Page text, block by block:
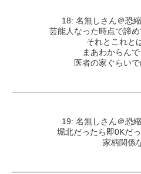
18: 名無しさん＠恐
芸能人なった時点で諦
それとこれと
まあわからん
医者の家ぐらい
19: 名無しさん＠恐
堀北だったら即0Kだ
家柄関係